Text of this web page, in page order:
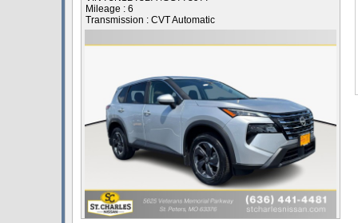
Mileage : 6
Transmission : CVT Automatic